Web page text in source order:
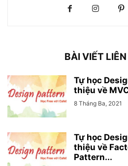
BÀI VIẾT
Tự học
thiệu về
8 Tháng Ba, 2021
Tự học
thiệu về
Pattern...